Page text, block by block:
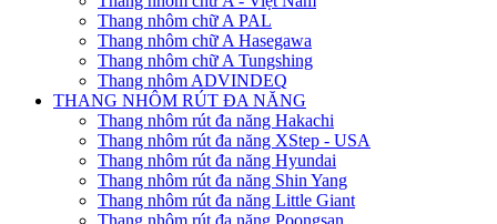
Thang nhôm chữ A PAL
Thang nhôm chữ A Hasegawa
Thang nhôm chữ A Tungshing
Thang nhôm ADVINDEQ
THANG NHÔM RÚT ĐA NĂNG
Thang nhôm rút đa năng Hakachi
Thang nhôm rút đa năng XStep - USA
Thang nhôm rút đa năng Hyundai
Thang nhôm rút đa năng Shin Yang
Thang nhôm rút đa năng Little Giant
Thang nhôm rút đa năng Poongsan